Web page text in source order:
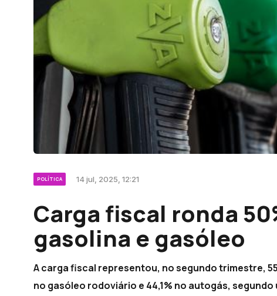
POLÍTICA 14 jul, 2025, 12:21
Carga fiscal ronda
gasolina e gasóleo
A carga fiscal representou, no segundo trimestre,
no gasóleo rodoviário e 44,1% no autogás, segundo